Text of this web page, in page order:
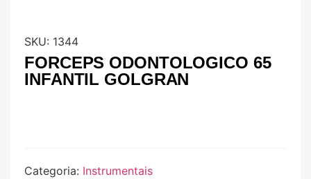
SKU: 1344
FORCEPS ODONTOLOGICO 65
INFANTIL GOLGRAN
Categoria: Instrumentais